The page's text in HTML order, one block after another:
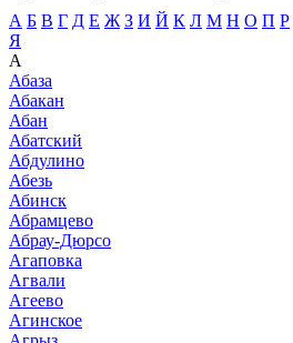
А Б В Г Д Е Ж З И Й К Л М Н О П Р
Я
А
Абаза
Абакан
Абан
Абатский
Абдулино
Абезь
Абинск
Абрамцево
Абрау-Дюрсо
Агаповка
Агвали
Агеево
Агинское